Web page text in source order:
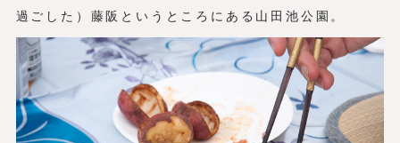
過ごした）藤阪というところにある山田池公園。